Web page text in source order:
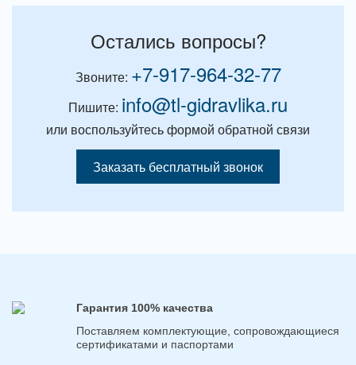
Остались вопросы?
Звоните: +7-917-964-32-77
Пишите: info@tl-gidravlika.ru
или воспользуйтесь формой обратной связи
Заказать бесплатный звонок
Гарантия 100% качества
Поставляем комплектующие, сопровождающиеся
сертификатами и паспортами